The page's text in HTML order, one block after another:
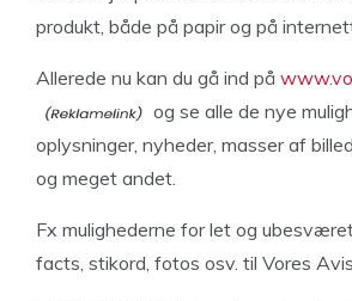
produkt, både på papir og på
Allerede nu kan du gå ind på
og se alle de nye
oplysninger, nyheder, masser af
og meget andet.
Fx mulighederne for let og
facts, stikord, fotos osv. til Vores